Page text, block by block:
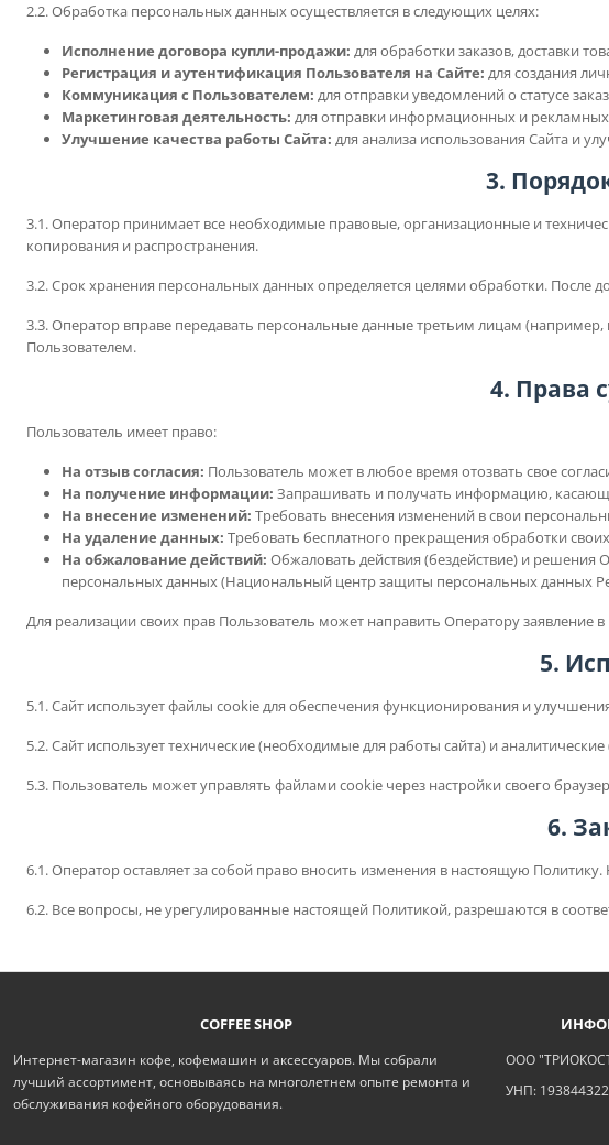
2.2. Обработка персональных данных осуществляется в следующих целях:
Исполнение договора купли-продажи: для обработки заказов, доставки
Регистрация и аутентификация Пользователя на Сайте: для создания
Коммуникация с Пользователем: для отправки уведомлений о статусе
Маркетинговая деятельность: для отправки информационных и рекламных
Улучшение качества работы Сайта: для анализа использования Сайта и
3.
3.1. Оператор принимает все необходимые правовые, организационные и
копирования и распространения.
3.2. Срок хранения персональных данных определяется целями обработки. После
3.3. Оператор вправе передавать персональные данные третьим лицам
Пользователем.
4. Права
Пользователь имеет право:
На отзыв согласия: Пользователь может в любое время отозвать свое
На получение информации: Запрашивать и получать информацию,
На внесение изменений: Требовать внесения изменений в свои
На удаление данных: Требовать бесплатного прекращения обработки
На обжалование действий: Обжаловать действия (бездействие) и
персональных данных (Национальный центр защиты персональных данных
Для реализации своих прав Пользователь может направить Оператору
5.
5.1. Сайт использует файлы cookie для обеспечения функционирования и
5.2. Сайт использует технические (необходимые для работы сайта) и
5.3. Пользователь может управлять файлами cookie через настройки своего
6.
6.1. Оператор оставляет за собой право вносить изменения в настоящую
6.2. Все вопросы, не урегулированные настоящей Политикой, разрешаются в
COFFEE SHOP
Интернет-магазин кофе, кофемашин и аксессуаров. Мы собрали
лучший ассортимент, основываясь на многолетнем опыте ремонта и
обслуживания кофейного оборудования.
ООО
УНП: 193844322